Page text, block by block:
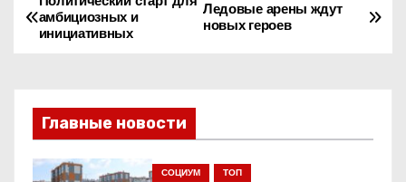
Н
а
г
Ледовые арены ждут
новых героев
амбициозных и
инициативных
Главные новости
СОЦИУМ ТОП